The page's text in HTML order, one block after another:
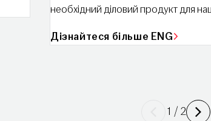
необхідний діловий продукт для
Дізнайтеся більше ENG
Previous
1 / 2 Далі